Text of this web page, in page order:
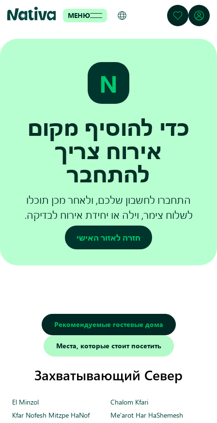
МЕНЮ
N
כדי להוסיף מקום
אירוח צריך
להתחבר
התחברו לחשבון שלכם, ולאחר מכן תוכלו
לשלוח צימר, וילה או יחידת אירוח לבדיקה.
חזרה לאזור האישי
Рекомендуемые гостевые дома
Места, которые стоит посетить
Захватывающий Север
El Minzol
Chalom Kfari
Kfar Nofesh Mitzpe HaNof
Me'arot Har HaShemesh